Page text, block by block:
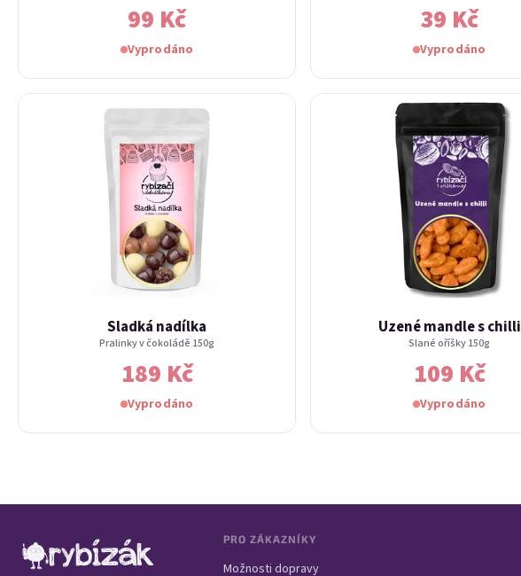
99 Kč
Vyprodáno
39 Kč
Vyprodáno
Sladká nadílka
Pralinky v čokoládě 150g
189 Kč
Vyprodáno
Uzené mandle s chilli
Slané oříšky 150g
109 Kč
Vyprodáno
Zápatí PRO ZÁKAZNÍKY
Možnosti dopravy